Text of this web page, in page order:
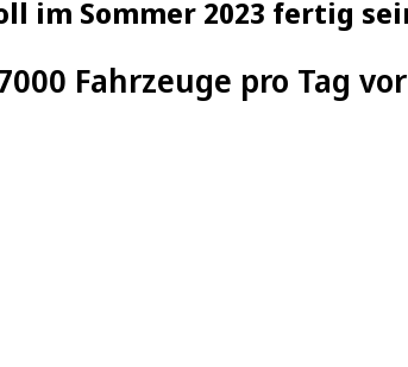
im Sommer 2023 fertig
Fahrzeuge pro Tag